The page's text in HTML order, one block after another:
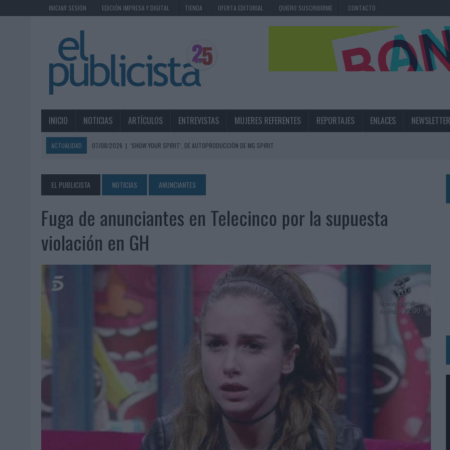
INICIAR SESIÓN EDICIÓN IMPRESA Y DIGITAL TIENDA OFERTA EDITORIAL QUIERO SUSCRIBIRME CONTACTO
INICIO NOTICIAS ARTÍCULOS ENTREVISTAS MUJERES REFERENTES REPORTAJES ENLACES NEWSLETTER
ACTUALIDAD 07/08/2026 | ‘SHOW YOUR SPIRIT’, DE AUTOPRODUCCIÓN DE MG SPIRIT
07/08/2026 | MG SPIRIT RELANZA SU MARCA CON UNA ESTRATEGIA 360º CENTRADA EN EL ORIGEN BARCELONÉS
|
PATRÓN CONVIERTE EL NUEVO SINGLE DE ARÓN PIPER EN UNA EXPERIENCIA DE MARCA EN IBIZA
07/08/2026 | EL VERANO PONE A PRUEBA LA ESTRATEGIA DIGITAL DE LAS MARCAS
07/08/2026
VUELING CONVIERTE LOS RECUERDOS EN SOUVENIRS CON IA
06/08/2026
SIETE DE CADA DIEZ EMPRESAS ESPAÑOLAS NO INTEGRAN LA INFANCIA EN SU ESTRATEGIA
LA TELEVISIÓN SIGUE LIDERANDO EL CONSUMO DE MEDIOS EN VERANO Y SUPERA AL MÓVIL COMO DISPOSITIVO MÁS UTILIZADO
EL USO DE LA IA GENERATIVA ALCANZA YA AL 62% DE LOS ESPAÑOLES
SYSTEM1 NOMBRA A KIMBERLY BASTONI COMO NUEVA DIRECTORA COMERCIAL GLOBAL
FRIGO Y UNIQLO LANZAN UNA COLECCIÓN PERSONALIZABLE INSPIRADA EN CORNETTO, CALIPPO Y SOLERO
LA IA ESTÁ SUBIENDO EL LISTÓN DE LA CREATIVIDAD
BEON WORLDWIDE LANZA RAÍZ URBANA PARA TRANSFORMAR EL PATRIMONIO HISTÓRICO EN ACTIVOS CULTURALES Y ECONÓMICOS
05/08/2026
FABRA COMUNICACIÓN INCORPORA A CASONÁ Y ASUME LA GESTIÓN DE SUS RELACIONES CON LOS MEDIOS
LOPESAN HOTELS & RESORTS ACERCA EL PARAÍSO CANARIO EN SU ÚLTIMA CAMPAÑA INTERNACIONAL
LUIS ARQUILLOS (BURGO DE ARIAS): “LA CONSTRUCCIÓN DE MARCA A LARGO PLAZO Y LA MEDICIÓN SON DOS CARAS DE LA MISMA
EL PUBLICISTA NOTICIAS ANUNCIANTES
Fuga de anunciantes en Telecinco por la supuesta
violación en GH